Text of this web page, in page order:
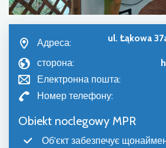
Адреса:
ul. Łąkowa
сторона:
Електронна пошта:
Номер телефону:
Obiekt noclegowy MPR
Об'єкт забезпечує